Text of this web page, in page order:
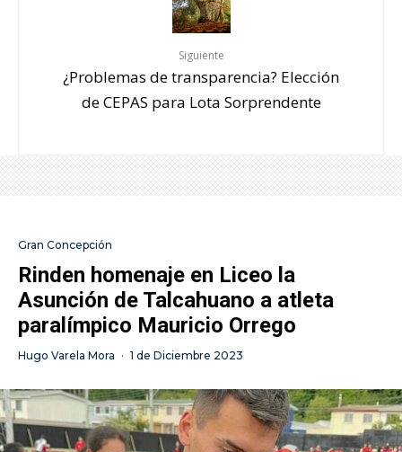
Siguiente
¿Problemas de transparencia? Elección
de CEPAS para Lota Sorprendente
Gran Concepción
Rinden homenaje en Liceo la
Asunción de Talcahuano a atleta
paralímpico Mauricio Orrego
Hugo Varela Mora · 1 de Diciembre 2023